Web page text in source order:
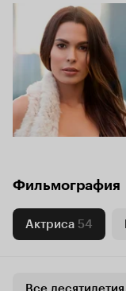
Фильмография
Актриса 54